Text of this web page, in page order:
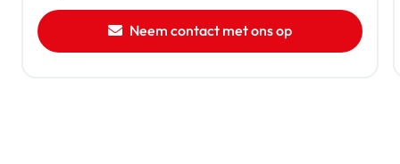
Neem contact met ons op